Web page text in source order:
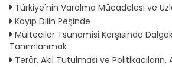
Türkiye'nin Varolma Mücadelesi ve
Kayıp Dilin Peşinde
Mülteciler Tsunamisi Karşısında
Tanımlanmak
Terör, Akıl Tutulması ve Politikacıların,